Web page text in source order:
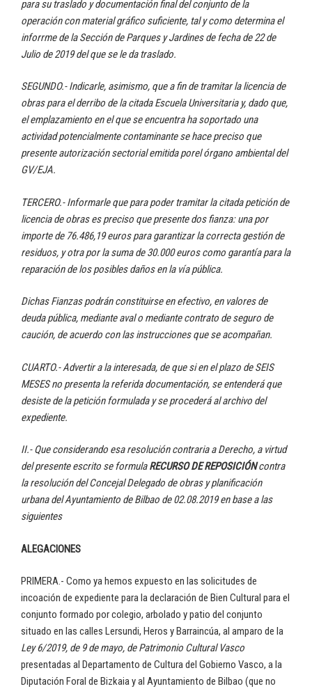
para su traslado y documentación final del conjunto de la
operación con material gráfico suficiente, tal y como determina el
inforrme de la Sección de Parques y Jardines de fecha de 22 de
Julio de 2019 del que se le da traslado.
SEGUNDO.- Indicarle, asimismo, que a fin de tramitar la licencia de
obras para el derribo de la citada Escuela Universitaria y, dado que,
el emplazamiento en el que se encuentra ha soportado una
actividad potencialmente contaminante se hace preciso que
presente autorización sectorial emitida porel órgano ambiental del
GV/EJA.
TERCERO.- Informarle que para poder tramitar la citada petición de
licencia de obras es preciso que presente dos fianza: una por
importe de 76.486,19 euros para garantizar la correcta gestión de
residuos, y otra por la suma de 30.000 euros como garantía para la
reparación de los posibles daños en la vía pública.
Dichas Fianzas podrán constituirse en efectivo, en valores de
deuda pública, mediante aval o mediante contrato de seguro de
caución, de acuerdo con las instrucciones que se acompañan.
CUARTO.- Advertir a la interesada, de que si en el plazo de SEIS
MESES no presenta la referida documentación, se entenderá que
desiste de la petición formulada y se procederá al archivo del
expediente.
II.- Que considerando esa resolución contraria a Derecho, a virtud
del presente escrito se formulaRECURSO DE REPOSICIÓNcontra
la resolución del Concejal Delegado de obras y planificación
urbana del Ayuntamiento de Bilbao de 02.08.2019 en base a las
siguientes
ALEGACIONES
PRIMERA.- Como ya hemos expuesto en las solicitudes de
incoación de expediente para la declaración de Bien Cultural para el
conjunto formado por colegio, arbolado y patio del conjunto
situado en las calles Lersundi, Heros y Barraincúa, al amparo de la
Ley 6/2019, de 9 de mayo, de Patrimonio Cultural Vasco
presentadas al Departamento de Cultura del Gobierno Vasco, a la
Diputación Foral de Bizkaia y al Ayuntamiento de Bilbao (que no